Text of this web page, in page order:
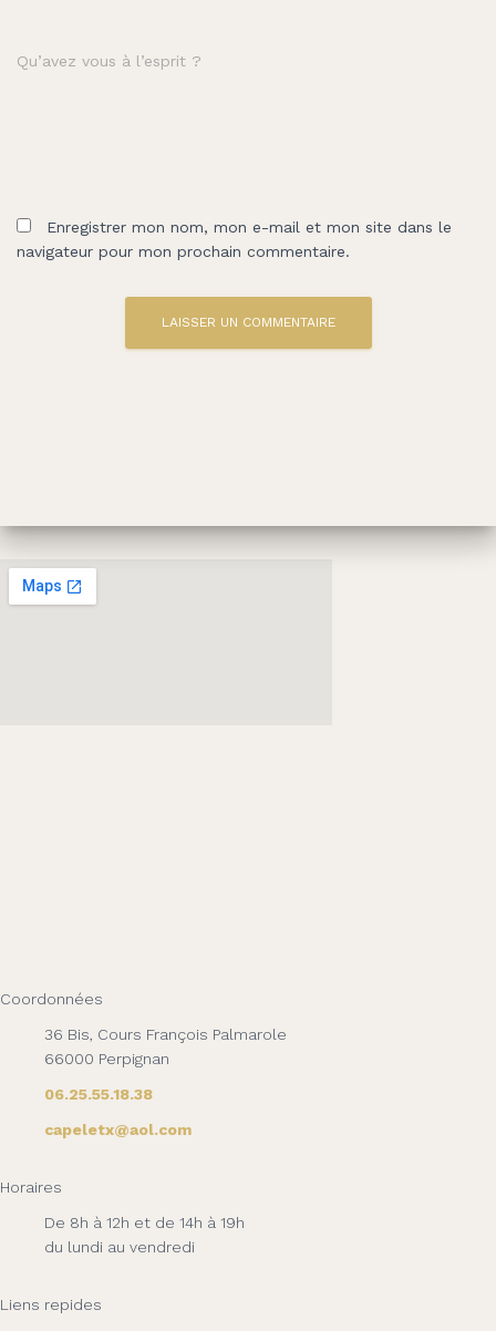
Qu’avez vous à l’esprit ?
Enregistrer mon nom, mon e-mail et mon site dans le
navigateur pour mon prochain commentaire.
Coordonnées
36 Bis, Cours François Palmarole
66000 Perpignan
06.25.55.18.38
capeletx@aol.com
Horaires
De 8h à 12h et de 14h à 19h
du lundi au vendredi
Liens repides